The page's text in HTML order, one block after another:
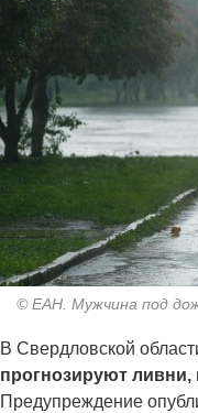
© ЕАН. Мужчина под
В Свердловской
прогнозируют ливни,
Предупреждение